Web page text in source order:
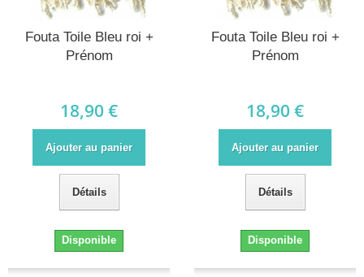
Fouta Toile Bleu roi +
Prénom
18,90 €
Ajouter au panier
Détails
Disponible
Fouta Toile Bleu roi +
Prénom
18,90 €
Ajouter au panier
Détails
Disponible